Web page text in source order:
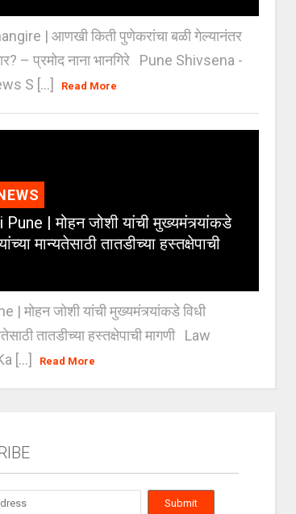
| आणखी किती पुणेकरांचा बळी गेल्यानंतर
– प्रमोद नाना भानगिरे Pune Shivsena -
S [...]
Read More
| मोहन जोशी यांची मुख्यमंत्र्यांकडे
मान्यतेसाठी तातडीच्या हस्तक्षेपाची
मोहन जोशी यांची मुख्यमंत्र्यांकडे विधी
तातडीच्या हस्तक्षेपाची मागणी Law
[...]
Read More